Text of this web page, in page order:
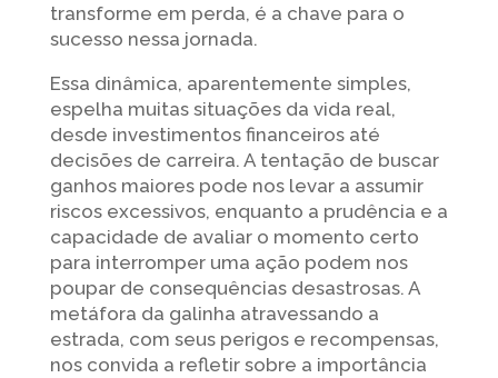
transforme em perda, é a chave para o
sucesso nessa jornada.
Essa dinâmica, aparentemente simples,
espelha muitas situações da vida real,
desde investimentos financeiros até
decisões de carreira. A tentação de buscar
ganhos maiores pode nos levar a assumir
riscos excessivos, enquanto a prudência e a
capacidade de avaliar o momento certo
para interromper uma ação podem nos
poupar de consequências desastrosas. A
metáfora da galinha atravessando a
estrada, com seus perigos e recompensas,
nos convida a refletir sobre a importância